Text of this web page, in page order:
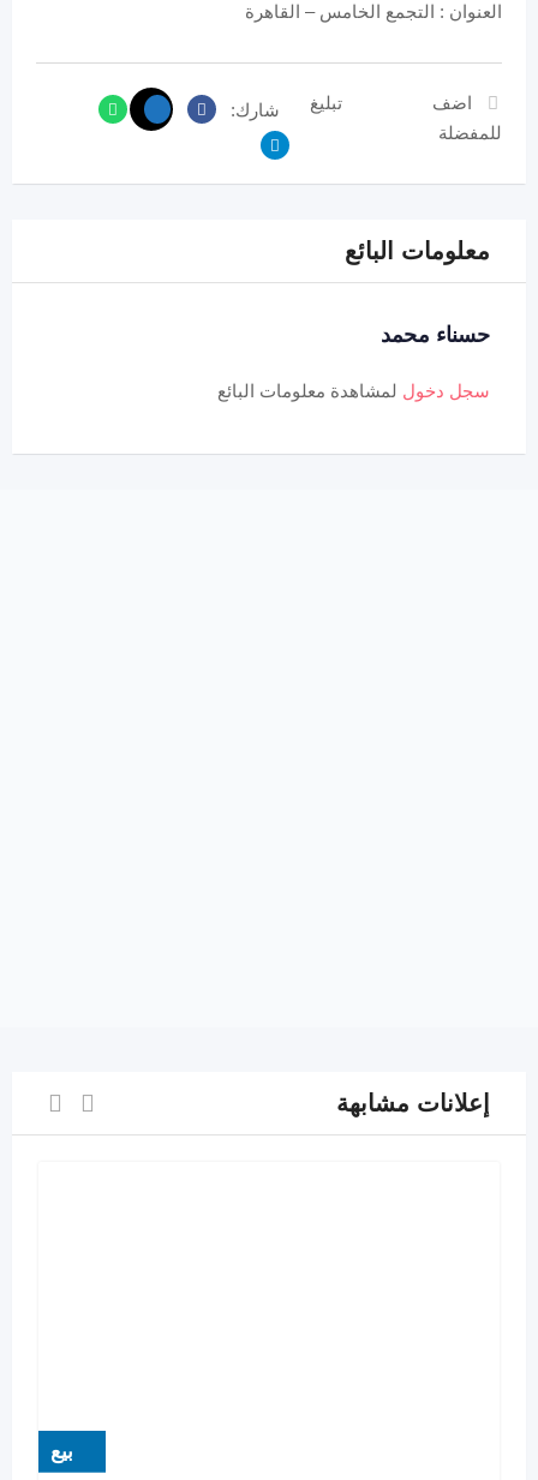
العنوان : التجمع الخامس – القاهرة
اضف
للمفضلة
تبليغ شارك:
معلومات البائع
حسناء محمد
سجل دخول لمشاهدة معلومات البائع
إعلانات مشابهة
بيع